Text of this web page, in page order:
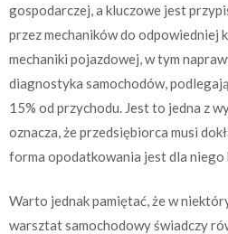
gospodarczej, a kluczowe jest
przez mechaników do odpowiedniej
mechaniki pojazdowej, w tym
diagnostyka samochodów,
15% od przychodu. Jest to jedna z
oznacza, że przedsiębiorca musi
forma opodatkowania jest dla niego
Warto jednak pamiętać, że w
warsztat samochodowy świadczy